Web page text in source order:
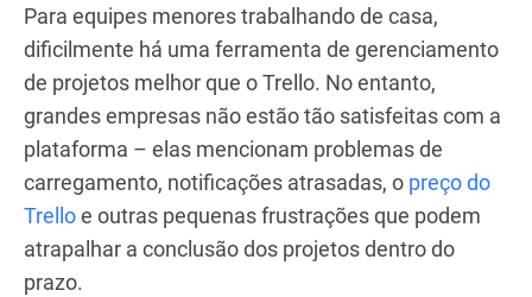
Para equipes menores trabalhando de casa,
dificilmente há uma ferramenta de gerenciamento
de projetos melhor que o Trello. No entanto,
grandes empresas não estão tão satisfeitas com a
plataforma – elas mencionam problemas de
carregamento, notificações atrasadas, o preço do
Trelloe outras pequenas frustrações que podem
atrapalhar a conclusão dos projetos dentro do
prazo.